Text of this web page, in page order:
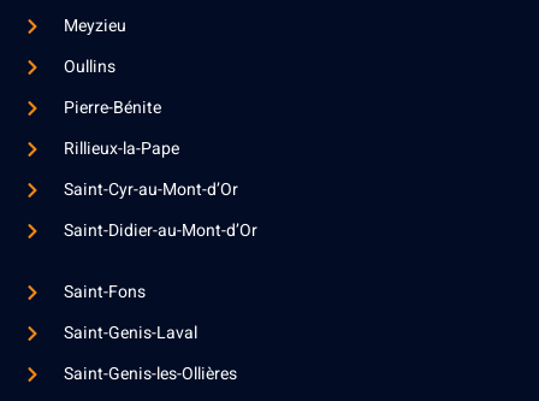
Meyzieu
Oullins
Pierre-Bénite
Rillieux-la-Pape
Saint-Cyr-au-Mont-d’Or
Saint-Didier-au-Mont-d’Or
Saint-Fons
Saint-Genis-Laval
Saint-Genis-les-Ollières